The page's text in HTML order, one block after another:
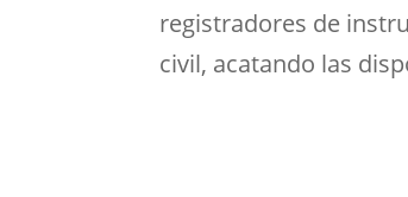
registradores de
civil, acatando las